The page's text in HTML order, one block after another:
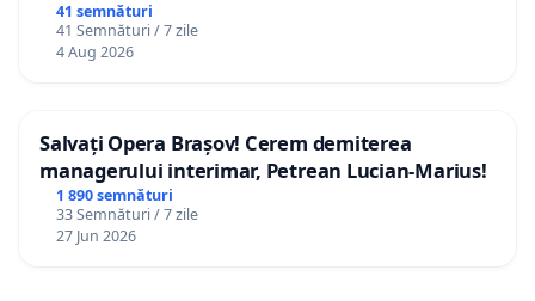
41 semnături
41 Semnături / 7 zile
4 Aug 2026
Salvați Opera Brașov! Cerem demiterea
managerului interimar, Petrean Lucian-Marius!
1 890 semnături
33 Semnături / 7 zile
27 Jun 2026